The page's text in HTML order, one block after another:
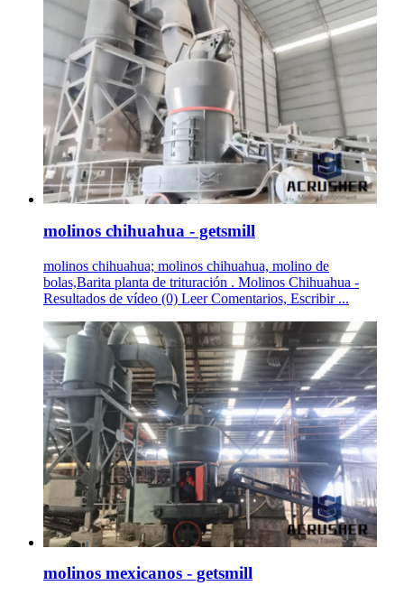
molinos chihuahua - getsmill
molinos chihuahua; molinos chihuahua, molino de
bolas,Barita planta de trituración . Molinos Chihuahua -
Resultados de vídeo (0) Leer Comentarios, Escribir ...
molinos mexicanos - getsmill